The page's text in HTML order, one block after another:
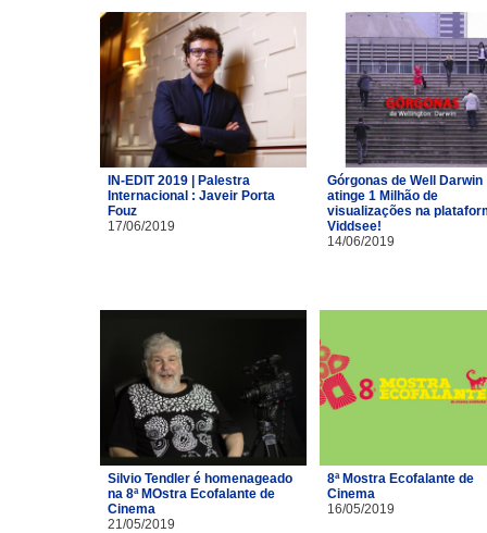
IN-EDIT 2019 | Palestra
Internacional : Javeir Porta
Fouz
17/06/2019
Górgonas de Well Darwin
atinge 1 Milhão de
visualizações na
Viddsee!
14/06/2019
Silvio Tendler é homenageado
na 8ª MOstra Ecofalante de
Cinema
21/05/2019
8ª Mostra Ecofalante de
Cinema
16/05/2019